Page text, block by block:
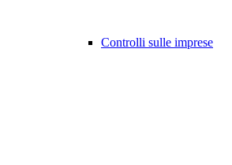
Controlli sulle imprese